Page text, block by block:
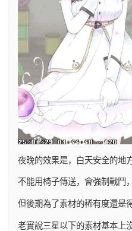
夜晚的效果是，白天安全的地
不能用椅子傳送，會強制戰鬥
但後期為了素材的稀有度還是
老實說三星以下的素材基本上